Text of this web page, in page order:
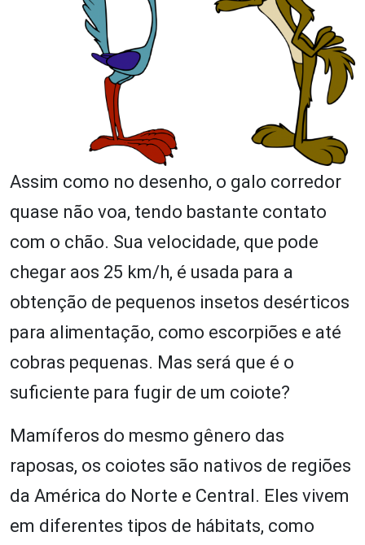
Assim como no desenho, o galo corredor
quase não voa, tendo bastante contato
com o chão. Sua velocidade, que pode
chegar aos 25 km/h, é usada para a
obtenção de pequenos insetos desérticos
para alimentação, como escorpiões e até
cobras pequenas. Mas será que é o
suficiente para fugir de um coiote?
Mamíferos do mesmo gênero das
raposas, os coiotes são nativos de regiões
da América do Norte e Central. Eles vivem
em diferentes tipos de hábitats, como